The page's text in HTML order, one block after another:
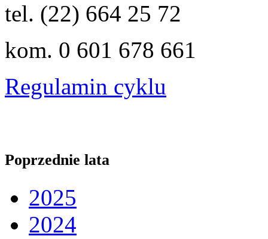
tel. (22) 664 25 72
kom. 0 601 678 661
Regulamin cyklu
Poprzednie lata
2025
2024